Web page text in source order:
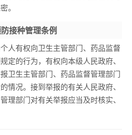
。
接种管理条例
人有权向卫生主管部门、药品监督
定的行为，有权向本级人民政府、
卫生主管部门、药品监督管理部门
情况。接到举报的有关人民政府、
理部门对有关举报应当及时核实、